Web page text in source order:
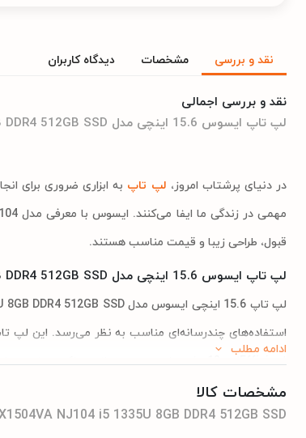
نقد و بررسی مشخصات دیدگاه کاربران
نقد و بررسی اجمالی
لپ تاپ ایسوس 15.6 اینچی مدل Asus Vivobook X1504VA NJ104 i5 1335U 8GB DDR4 512GB SSD
در دنیای پرشتاب امروز، لپ تاپ به ابزاری ضروری برای
قبول، طراحی زیبا و قیمت مناسب هستند.
لپ تاپ ایسوس 15.6 اینچی مدل Asus Vivobook X1504VA NJ104 i5 1335U 8GB DDR4 512GB SSD
چندوظیفگی در نظر گرفته شده است.
ادامه مطلب
مشخصات کالا
NJ104 i5 1335U 8GB DDR4 512GB SSD